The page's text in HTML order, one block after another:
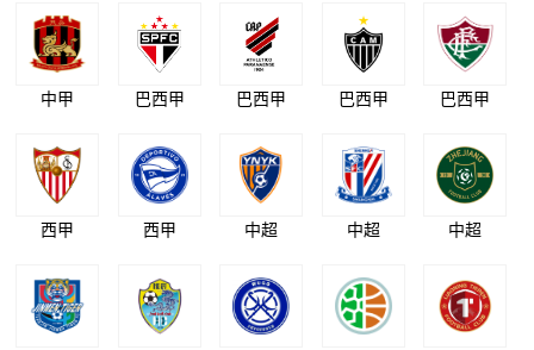
中甲 巴西甲 巴西甲 巴西甲 巴西甲
西甲 西甲 中超 中超 中超